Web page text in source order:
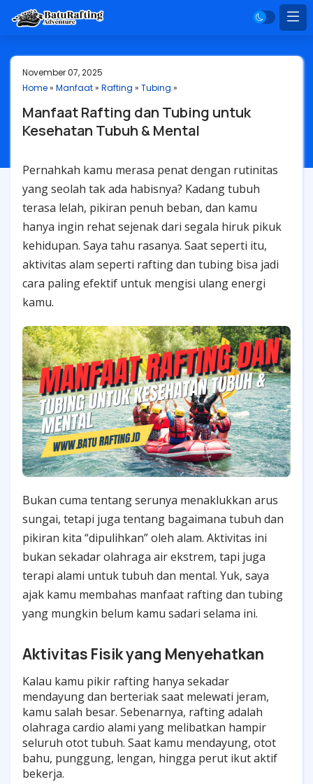
November 07, 2025
Home» Manfaat» Rafting » Tubing »
Manfaat Rafting dan Tubing untuk
Kesehatan Tubuh & Mental
Pernahkah kamu merasa penat dengan rutinitas
yang seolah tak ada habisnya? Kadang tubuh
terasa lelah, pikiran penuh beban, dan kamu
hanya ingin rehat sejenak dari segala hiruk pikuk
kehidupan. Saya tahu rasanya. Saat seperti itu,
aktivitas alam seperti rafting dan tubing bisa jadi
cara paling efektif untuk mengisi ulang energi
kamu.
Bukan cuma tentang serunya menaklukkan arus
sungai, tetapi juga tentang bagaimana tubuh dan
pikiran kita “dipulihkan” oleh alam. Aktivitas ini
bukan sekadar olahraga air ekstrem, tapi juga
terapi alami untuk tubuh dan mental. Yuk, saya
ajak kamu membahas manfaat rafting dan tubing
yang mungkin belum kamu sadari selama ini.
Aktivitas Fisik yang Menyehatkan
Kalau kamu pikir rafting hanya sekadar
mendayung dan berteriak saat melewati jeram,
kamu salah besar. Sebenarnya, rafting adalah
olahraga cardio alami yang melibatkan hampir
seluruh otot tubuh. Saat kamu mendayung, otot
bahu, punggung, lengan, hingga perut ikut aktif
bekerja.